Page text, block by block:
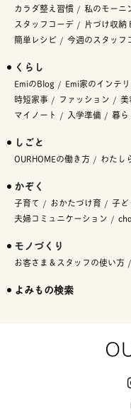
カラダ整え習慣 私のモーニ
スタッフコーデ
片づけ収
簡単レシピ
今週のスタッフ
くらし
EmiのBlog Emi家のインテ
時短家事
ファッション
マイノート
入学準備 暮
しごと
OURHOMEの働き方 わたし
かぞく
子育て おかたづけ育 子
夫婦コミュニケーション
モノづくり
お客さま＆スタッフの使い方
よみもの検索